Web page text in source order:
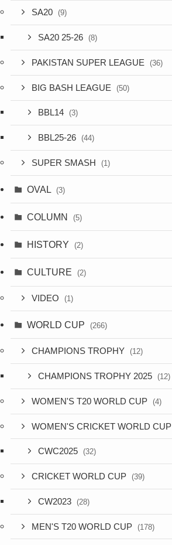
SA20 (9)
SA20 25-26 (8)
PAKISTAN SUPER LEAGUE (36)
BIG BASH LEAGUE (50)
BBL14 (3)
BBL25-26 (44)
SUPER SMASH (1)
OVAL (3)
COLUMN (5)
HISTORY (2)
CULTURE (2)
VIDEO (1)
WORLD CUP (266)
CHAMPIONS TROPHY (12)
CHAMPIONS TROPHY 2025 (12)
WOMEN'S T20 WORLD CUP (4)
WOMEN'S CRICKET WORLD CUP
CWC2025 (32)
CRICKET WORLD CUP (39)
CW2023 (28)
MEN'S T20 WORLD CUP (178)